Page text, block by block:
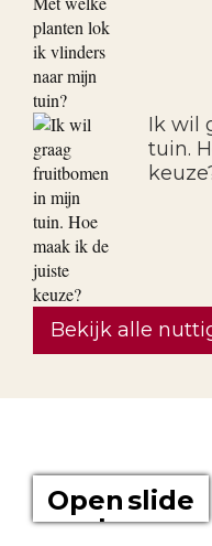
Ik wil
tuin.
Bekijk alle
Open slide
show